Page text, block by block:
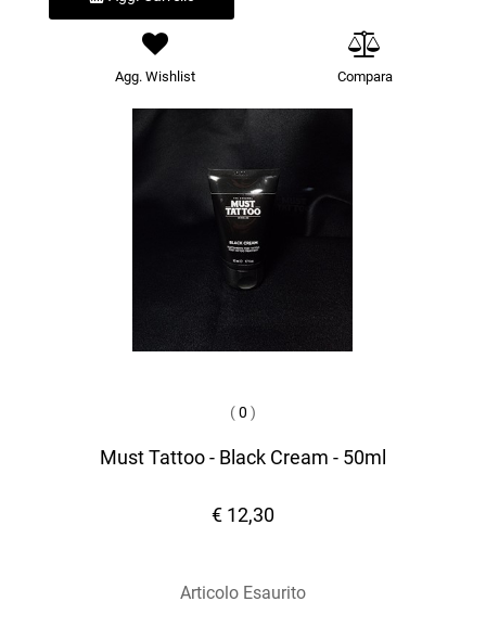
Agg. Wishlist Compara
(0 )
Must Tattoo - Black Cream - 50ml
€ 12,30
Articolo Esaurito